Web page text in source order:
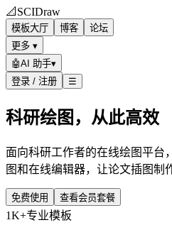
📐 SCIDraw
模板大厅 博客
论坛
更多 ▾
🤖AI 助手▾
登录 / 注册
☰
科研绘图，从此高效
面向科研工作者的在线绘图平台
图和在线编辑器，让论文插图制
免费使用 查看会员套餐
1K+专业模板